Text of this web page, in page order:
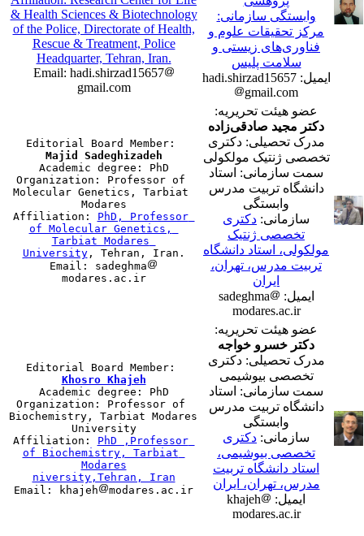
وابستگی سازمانی:
مرکز تحقیقات علوم و
فناوری‌های زیستی و
سلامت پلیس
ایمیل: hadi.shirzad15657
gmail.com
& Health Sciences & Biotechnology
of the Police, Directorate of Health,
Rescue & Treatment, Police
Headquarter, Tehran, Iran.
Email: hadi.shirzad15657
gmail.com
عضو هیئت تحریریه:
دکتر مجید صادقی‌زاده
مدرک تحصیلی: دکتری
تخصصی ژنتیک مولکولی
سمت سازمانی: استاد
دانشگاه تربیت مدرس
وابستگی
سازمانی: دکتری
تخصصی ژنتیک
مولکولی، استاد دانشگاه
تربیت مدرس، تهران،
ایران
ایمیل: sadeghma
modares.ac.ir
Majid Sadeghizadeh
Academic degree: PhD
Organization: Professor of
Molecular Genetics, Tarbiat
Modares
Affiliation: PhD, Professor
of Molecular Genetics,
Tarbiat Modares
University, Tehran, Iran.
Email: sadeghma
modares.ac.ir
عضو هیئت تحریریه:
دکتر خسرو خواجه
مدرک تحصیلی: دکتری
تخصصی بیوشیمی
سمت سازمانی: استاد
دانشگاه تربیت مدرس
وابستگی
سازمانی: دکتری
تخصصی بیوشیمی،
استاد دانشگاه تربیت
مدرس، تهران، ایران
ایمیل: khajeh
modares.ac.ir
Khosro Khajeh
Academic degree: PhD
Organization: Professor of
Biochemistry, Tarbiat Modares
University
Affiliation: PhD ,Professor
of Biochemistry, Tarbiat
Modares
Email: khajeh